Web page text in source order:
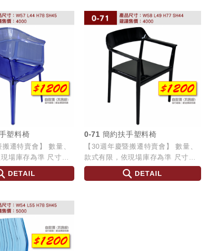
塑料椅
搬遷特賣會】 數量、
庫存為準 尺寸：
SH45
DETAIL
0-71 簡約扶手塑料椅
【30週年慶暨搬遷特賣會】 數量、
款式有限，依現場庫存為準 尺寸：
W58 L49 H77 SH44
DETAIL